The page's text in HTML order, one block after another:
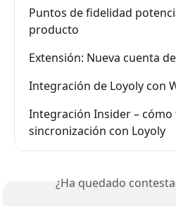
Puntos de fidelidad
producto
Extensión: Nueva cuenta
Integración de Loyoly con
Integración Insider – cómo
sincronización con Loyoly
¿Ha quedado